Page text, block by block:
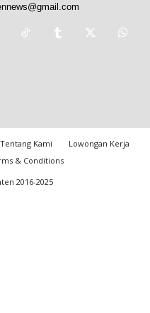
Tentang Kami
Lowongan Kerja
& Conditions
2016-2025